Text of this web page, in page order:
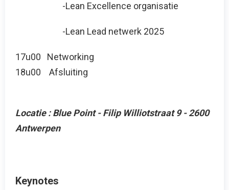
-Lean Excellence organisatie
-Lean Lead netwerk 2025
17u00 Networking
18u00 Afsluiting
Locatie : Blue Point - Filip Williotstraat 9 - 2600
Antwerpen
Keynotes